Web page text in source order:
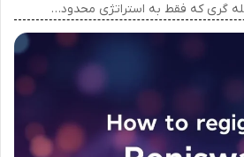
گری که فقط به استراتژی محدود…